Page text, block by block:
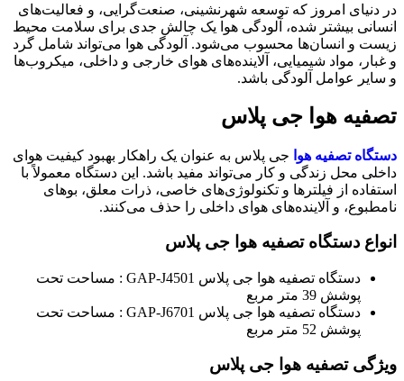
در دنیای امروز که توسعه شهرنشینی، صنعت‌گرایی، و فعالیت‌های
انسانی بیشتر شده، آلودگی هوا یک چالش جدی برای سلامت محیط
زیست و انسان‌ها محسوب می‌شود. آلودگی هوا می‌تواند شامل گرد
و غبار، مواد شیمیایی، آلاینده‌های هوای خارجی و داخلی، میکروب‌ها
و سایر عوامل آلودگی باشد.
تصفیه هوا جی پلاس
دستگاه‌ تصفیه هوا جی پلاس به عنوان یک راهکار بهبود کیفیت هوای
داخلی محل زندگی و کار می‌تواند مفید باشد. این دستگاه معمولاً با
استفاده از فیلترها و تکنولوژی‌های خاصی، ذرات معلق، بوهای
نامطبوع، و آلاینده‌های هوای داخلی را حذف می‌کنند.
انواع دستگاه تصفیه هوا جی پلاس
دستگاه تصفیه هوا جی پلاس GAP-J4501 : مساحت تحت
پوشش 39 متر مربع
دستگاه تصفیه هوا جی پلاس GAP-J6701 : مساحت تحت
پوشش 52 متر مربع
ویژگی تصفیه هوا جی پلاس